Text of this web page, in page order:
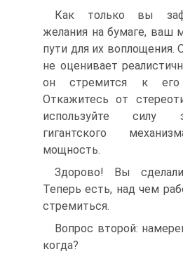
Как только вы
желания на бумаге, ваш
пути для их воплощения.
не оценивает
он стремится к его
Откажитесь от
используйте силу
гигантского
мощность.
Здорово! Вы
Теперь есть, над чем
стремиться.
Вопрос второй:
когда?